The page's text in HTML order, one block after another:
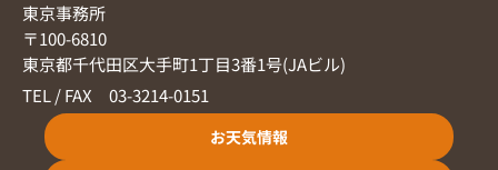
東京事務所
〒100-6810
東京都千代田区大手町1丁目3番1号(JAビル)
TEL / FAX 03-3214-0151
お天気情報